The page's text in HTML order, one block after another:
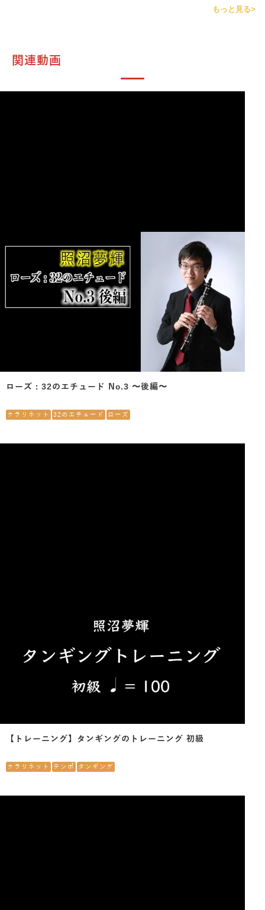
きる内容になっています。ゆっくりから丁寧に練習しましょ
もっと見る>
関連動画
ローズ : 32のエチュード No.3 〜後編〜
クラリネット 32のエチュード ローズ
【トレーニング】タンギングのトレーニング 初級
クラリネット テンポ タンギング